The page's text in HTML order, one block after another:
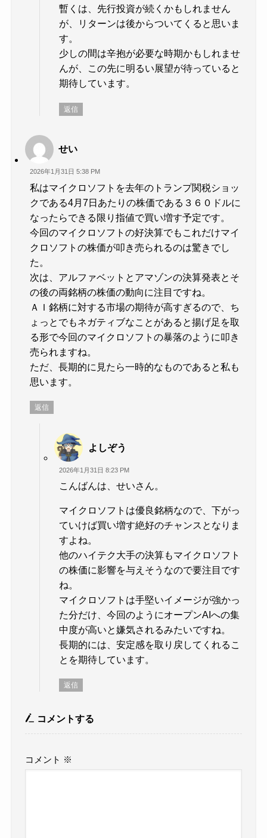
暫くは、先行投資が続くかもしれません
が、リターンは後からついてくると思いま
す。
少しの間は辛抱が必要な時期かもしれませ
んが、この先に明るい展望が待っていると
期待しています。
返信
せい
2026年1月31日 5:38 PM
私はマイクロソフトを去年のトランプ関税ショッ
クである4月7日あたりの株価である３６０ドルに
なったらできる限り指値で買い増す予定です。
今回のマイクロソフトの好決算でもこれだけマイ
クロソフトの株価が叩き売られるのは驚きでし
た。
次は、アルファベットとアマゾンの決算発表とそ
の後の両銘柄の株価の動向に注目ですね。
ＡＩ銘柄に対する市場の期待が高すぎるので、ち
ょっとでもネガティブなことがあると揚げ足を取
る形で今回のマイクロソフトの暴落のように叩き
売られますね。
ただ、長期的に見たら一時的なものであると私も
思います。
返信
よしぞう
2026年1月31日 8:23 PM
こんばんは、せいさん。
マイクロソフトは優良銘柄なので、下がっ
ていけば買い増す絶好のチャンスとなりま
すよね。
他のハイテク大手の決算もマイクロソフト
の株価に影響を与えそうなので要注目です
ね。
マイクロソフトは手堅いイメージが強かっ
た分だけ、今回のようにオープンAIへの集
中度が高いと嫌気されるみたいですね。
長期的には、安定感を取り戻してくれるこ
とを期待しています。
返信
コメントする
コメント ※